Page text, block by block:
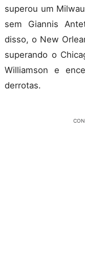
superou um
sem Giannis
disso, o New
superando o
Williamson e
derrotas.